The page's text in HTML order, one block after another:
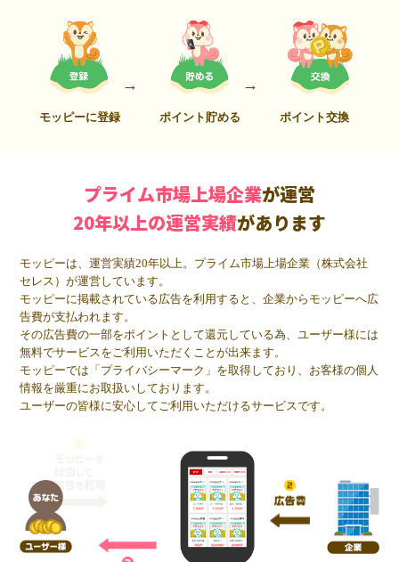
モッピーに登録 ポイント貯める ポイント交換
プライム市場上場企業が運営
20年以上の運営実績があります
モッピーは、運営実績20年以上。プライム市場上場企業（株式会社
セレス）が運営しています。
モッピーに掲載されている広告を利用すると、企業からモッピーへ広
告費が支払われます。
その広告費の一部をポイントとして還元している為、ユーザー様には
無料でサービスをご利用いただくことが出来ます。
モッピーでは「プライバシーマーク」を取得しており、お客様の個人
情報を厳重にお取扱いしております。
ユーザーの皆様に安心してご利用いただけるサービスです。